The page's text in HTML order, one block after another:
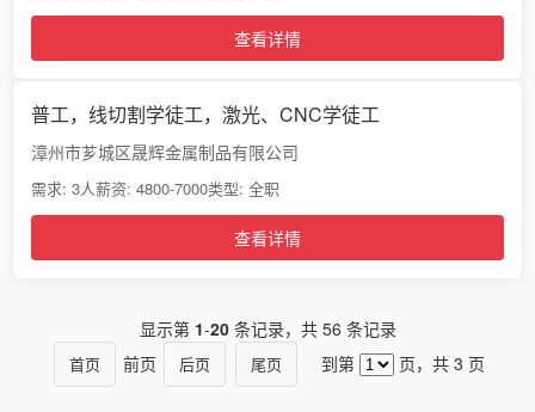
查看详情
普工，线切割学徒工，激光、CNC学徒工
漳州市芗城区晟辉金属制品有限公司
需求: 3人薪资: 4800-7000类型: 全职
查看详情
显示第 1-20条记录，共 56 条记录
首页 前页 后页 尾页 到第 页，共 3 页